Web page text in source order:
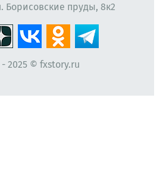
Борисовские пруды, 8к2
- 2025 © fxstory.ru